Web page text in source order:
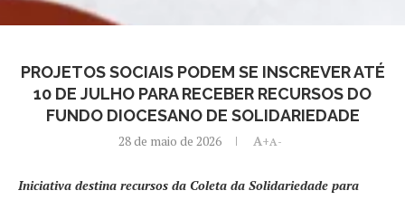
PROJETOS SOCIAIS PODEM SE INSCREVER ATÉ
10 DE JULHO PARA RECEBER RECURSOS DO
FUNDO DIOCESANO DE SOLIDARIEDADE
28 de maio de 2026 A+A-
Iniciativa destina recursos da Coleta da Solidariedade para